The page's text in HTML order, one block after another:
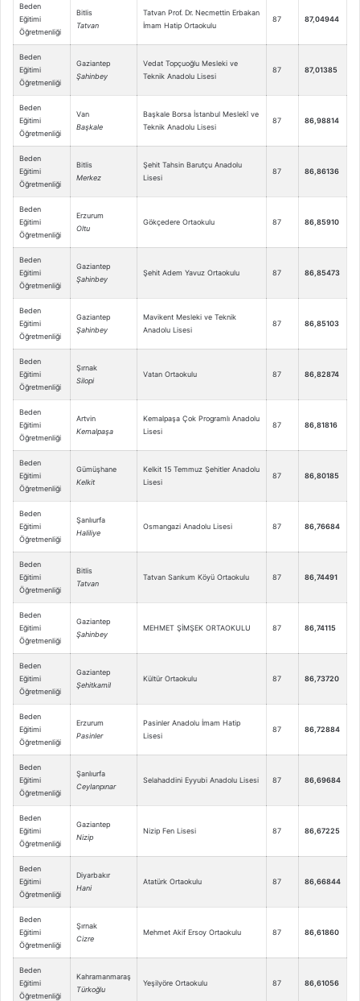
Beden
Eğitimi
Öğretmenliği
Bitlis
Tatvan
Tatvan Prof. Dr. Necmettin Erbakan
İmam Hatip Ortaokulu
87 87,04944
Beden
Eğitimi
Öğretmenliği
Gaziantep
Şahinbey
Vedat Topçuoğlu Mesleki ve
Teknik Anadolu Lisesi
87 87,01385
Beden
Eğitimi
Öğretmenliği
Van
Başkale
Başkale Borsa İstanbul Meslekî ve
Teknik Anadolu Lisesi
87 86,98814
Beden
Eğitimi
Öğretmenliği
Bitlis
Merkez
Şehit Tahsin Barutçu Anadolu
Lisesi
87 86,86136
Beden
Eğitimi
Öğretmenliği
Erzurum
Oltu
Gökçedere Ortaokulu 87 86,85910
Beden
Eğitimi
Öğretmenliği
Gaziantep
Şahinbey
Şehit Adem Yavuz Ortaokulu 87 86,85473
Beden
Eğitimi
Öğretmenliği
Gaziantep
Şahinbey
Mavikent Mesleki ve Teknik
Anadolu Lisesi
87 86,85103
Beden
Eğitimi
Öğretmenliği
Şırnak
Silopi
Vatan Ortaokulu 87 86,82874
Beden
Eğitimi
Öğretmenliği
Artvin
Kemalpaşa
Kemalpaşa Çok Programlı Anadolu
Lisesi
87 86,81816
Beden
Eğitimi
Öğretmenliği
Gümüşhane
Kelkit
Kelkit 15 Temmuz Şehitler Anadolu
Lisesi
87 86,80185
Beden
Eğitimi
Öğretmenliği
Şanlıurfa
Haliliye
Osmangazi Anadolu Lisesi 87 86,76684
Beden
Eğitimi
Öğretmenliği
Bitlis
Tatvan
Tatvan Sarıkum Köyü Ortaokulu 87 86,74491
Beden
Eğitimi
Öğretmenliği
Gaziantep
Şahinbey
MEHMET ŞİMŞEK ORTAOKULU 87 86,74115
Beden
Eğitimi
Öğretmenliği
Gaziantep
Şehitkamil
Kültür Ortaokulu 87 86,73720
Beden
Eğitimi
Öğretmenliği
Erzurum
Pasinler
Pasinler Anadolu İmam Hatip
Lisesi
87 86,72884
Beden
Eğitimi
Öğretmenliği
Şanlıurfa
Ceylanpınar
Selahaddini Eyyubi Anadolu Lisesi 87 86,69684
Beden
Eğitimi
Öğretmenliği
Gaziantep
Nizip
Nizip Fen Lisesi 87 86,67225
Beden
Eğitimi
Öğretmenliği
Diyarbakır
Hani
Atatürk Ortaokulu 87 86,66844
Beden
Eğitimi
Öğretmenliği
Şırnak
Cizre
Mehmet Akif Ersoy Ortaokulu 87 86,61860
Beden
Eğitimi
Öğretmenliği
Kahramanmaraş
Türkoğlu
Yeşilyöre Ortaokulu 87 86,61056